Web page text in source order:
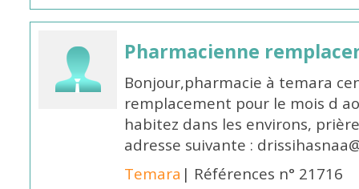
Pharmacienne
Bonjour,pharmacie à temara
remplacement pour le mois d
habitez dans les environs,
adresse suivante :
Temara | Références n° 21716